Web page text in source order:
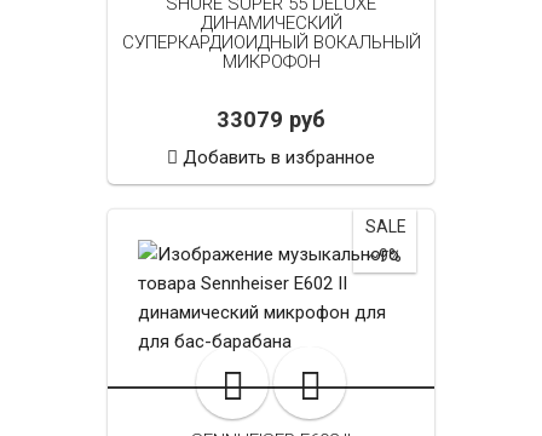
ДИНАМИЧЕСКИЙ
СУПЕРКАРДИОИДНЫЙ ВОКАЛЬНЫЙ
МИКРОФОН
33079 руб
Добавить в избранное
SALE
~9%